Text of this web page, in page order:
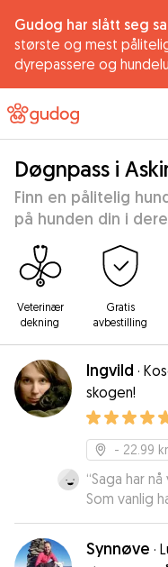
Gudog har slått seg
største og mest
dyrepassere og
Døgnpass i
Finn en pålitelig
på hunden din i
Veterinær
dekning
Gratis
avbestilling
Ingvild ·
skogen!
- 22.99
“Saga har
Som vanlig
Saga er
og glad og
fine turer i
Synnøve ·